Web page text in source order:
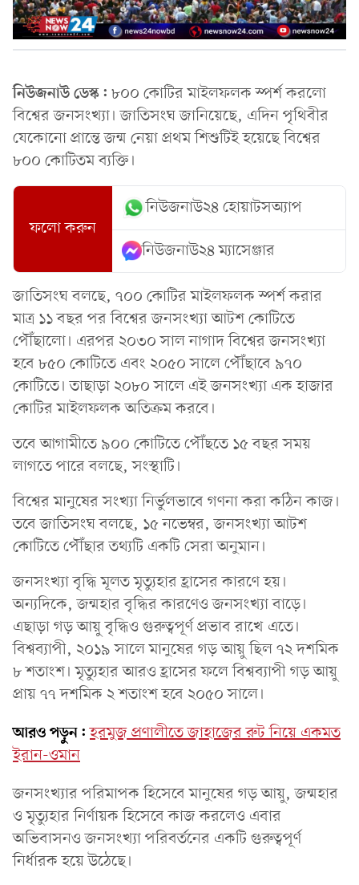
নিউজনাউ ডেস্ক: ৮০০ কোটির মাইলফলক স্পর্শ করলো
বিশ্বের জনসংখ্যা। জাতিসংঘ জানিয়েছে, এদিন পৃথিবীর
যেকোনো প্রান্তে জন্ম নেয়া প্রথম শিশুটিই হয়েছে বিশ্বের
৮০০ কোটিতম ব্যক্তি।
ফলো করুন
নিউজনাউ২৪ হোয়াটসঅ্যাপ
নিউজনাউ২৪ ম্যাসেঞ্জার
জাতিসংঘ বলছে, ৭০০ কোটির মাইলফলক স্পর্শ করার
মাত্র ১১ বছর পর বিশ্বের জনসংখ্যা আটশ কোটিতে
পৌঁছালো। এরপর ২০৩০ সাল নাগাদ বিশ্বের জনসংখ্যা
হবে ৮৫০ কোটিতে এবং ২০৫০ সালে পৌঁছাবে ৯৭০
কোটিতে। তাছাড়া ২০৮০ সালে এই জনসংখ্যা এক হাজার
কোটির মাইলফলক অতিক্রম করবে।
তবে আগামীতে ৯০০ কোটিতে পৌঁছতে ১৫ বছর সময়
লাগতে পারে বলছে, সংস্থাটি।
বিশ্বের মানুষের সংখ্যা নির্ভুলভাবে গণনা করা কঠিন কাজ।
তবে জাতিসংঘ বলছে, ১৫ নভেম্বর, জনসংখ্যা আটশ
কোটিতে পৌঁছার তথ্যটি একটি সেরা অনুমান।
জনসংখ্যা বৃদ্ধি মূলত মৃত্যুহার হ্রাসের কারণে হয়।
অন্যদিকে, জন্মহার বৃদ্ধির কারণেও জনসংখ্যা বাড়ে।
এছাড়া গড় আয়ু বৃদ্ধিও গুরুত্বপূর্ণ প্রভাব রাখে এতে।
বিশ্বব্যাপী, ২০১৯ সালে মানুষের গড় আয়ু ছিল ৭২ দশমিক
৮ শতাংশ। মৃত্যুহার আরও হ্রাসের ফলে বিশ্বব্যাপী গড় আয়ু
প্রায় ৭৭ দশমিক ২ শতাংশ হবে ২০৫০ সালে।
আরও পড়ুন: হরমুজ প্রণালীতে জাহাজের রুট নিয়ে একমত
ইরান-ওমান
জনসংখ্যার পরিমাপক হিসেবে মানুষের গড় আয়ু, জন্মহার
ও মৃত্যুহার নির্ণায়ক হিসেবে কাজ করলেও এবার
অভিবাসনও জনসংখ্যা পরিবর্তনের একটি গুরুত্বপূর্ণ
নির্ধারক হয়ে উঠেছে।